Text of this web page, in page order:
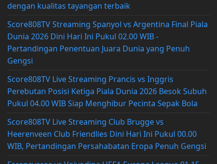
dengan kualitas tayangan terbaik
Score808TV Streaming Spanyol vs Argentina Final Piala
Dunia 2026 Dini Hari Ini Pukul 02.00 WIB -
Pertandingan Penentuan Juara Dunia yang Penuh
Gengsi
Score808TV Live Streaming Prancis vs Inggris
Perebutan Posisi Ketiga Piala Dunia 2026 Besok Subuh
Pukul 04.00 WIB Siap Menghibur Pecinta Sepak Bola
Score808TV Live Streaming Club Brugge vs
Heerenveen Club Friendlies Dini Hari Ini Pukul 00.00
WIB, Pertandingan Persahabatan Eropa Penuh Gengsi